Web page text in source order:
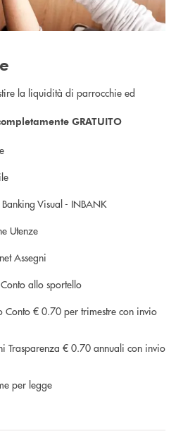
la liquidità di parrocchie ed
GRATUITO
Banking Visual - INBANK
Utenze
Assegni
allo sportello
Conto € 0.70 per trimestre con invio
Trasparenza € 0.70 annuali con invio
per legge